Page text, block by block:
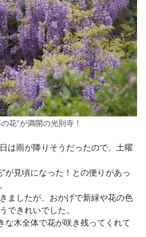
花”が満開の光則寺！
は雨が降りそうだったので、土曜
が見頃になった！との便りがあっ
ましたが、おかげで新緑や花の色
できれいでした。
な木全体で花が咲き残ってくれて